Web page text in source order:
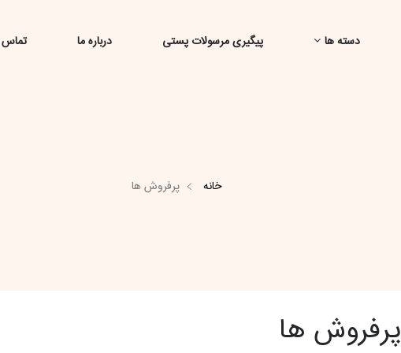
دسته ها پیگیری مرسولات پستی درباره ما تماس
خانه پرفروش ها
پرفروش ها